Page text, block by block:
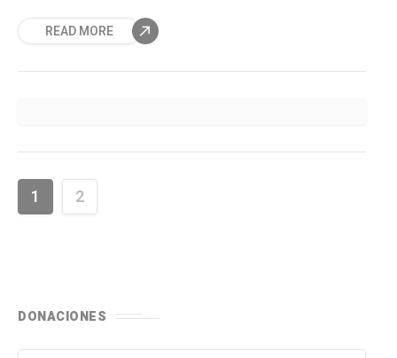
por el CEO de Matchroom Sports, Eddie
READ MORE
1 2
DONACIONES